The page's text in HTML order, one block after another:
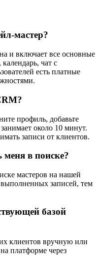
мастер?
и включает все основные
чат с
есть платные
профиль, добавьте
около 10 минут.
записи от клиентов.
в поиске?
мастеров на нашей
записей, тем
базой
клиентов вручную или
платформе через